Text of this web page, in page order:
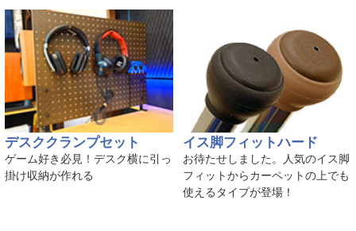
デスククランプセット
ゲーム好き必見！デスク横に引っ
掛け収納が作れる
イス脚フィットハード
お待たせしました。人気のイス脚
フィットからカーペットの上でも
使えるタイプが登場！